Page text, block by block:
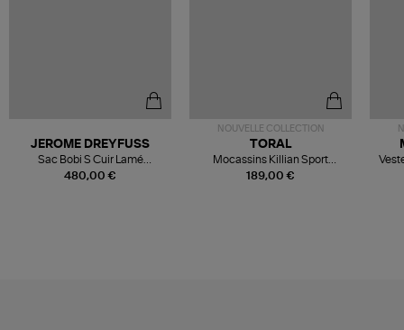
480,00 €
JEROME DREYFUSS
Sac Bobi S Cuir Lamé
Champagne
NOUVELLE COLLECTION
189,00 €
TORAL
Mocassins Killian Sport
Mousse